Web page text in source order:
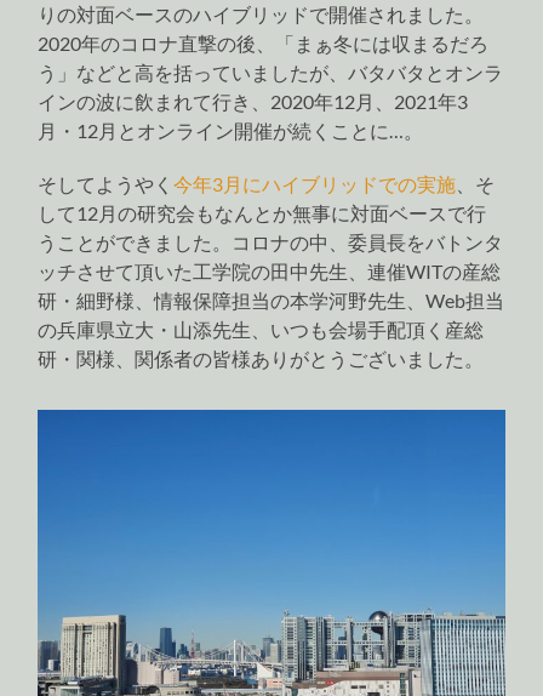
りの対面ベースのハイブリッドで開催されました。
2020年のコロナ直撃の後、「まぁ冬には収まるだろ
う」などと高を括っていましたが、バタバタとオンラ
インの波に飲まれて行き、2020年12月、2021年3
月・12月とオンライン開催が続くことに…。
そしてようやく今年3月にハイブリッドでの実施 、そ
して12月の研究会もなんとか無事に対面ベースで行
うことができました。コロナの中、委員長をバトンタ
ッチさせて頂いた工学院の田中先生、連催WITの産総
研・細野様、情報保障担当の本学河野先生、Web担当
の兵庫県立大・山添先生、いつも会場手配頂く産総
研・関様、関係者の皆様ありがとうございました。